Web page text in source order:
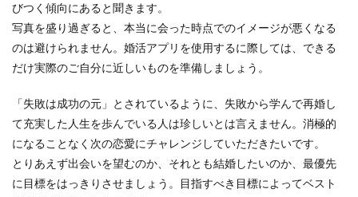
びつく傾向にあると聞きます。
写真を盛り過ぎると、本当に会った時点でのイメージが悪くなる
のは避けられません。婚活アプリを使用するに際しては、できる
だけ実際のご自分に近しいものを準備しましょう。
「失敗は成功の元」とされているように、失敗から学んで再婚し
て充実した人生を歩んでいる人は珍しいとは言えません。消極的
になることなく次の恋愛にチャレンジしていただきたいです。
とりあえず出会いを望むのか、それとも結婚したいのか、最優先
に目標をはっきりさせましょう。目指すべき目標によってベスト